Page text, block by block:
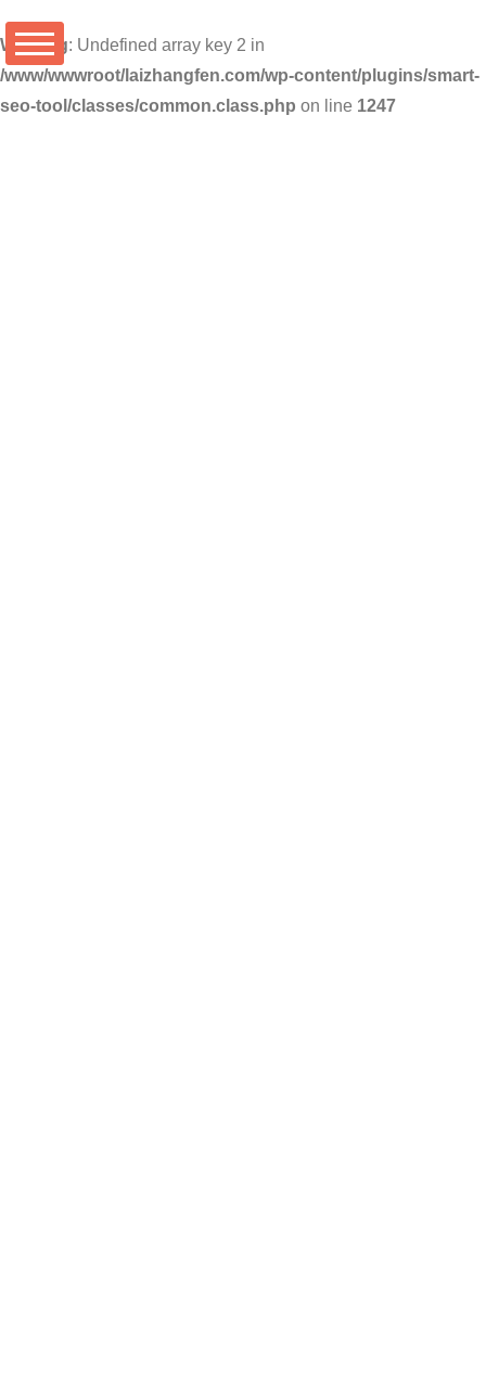
Warning: Undefined array key 2 in
/www/wwwroot/laizhangfen.com/wp-content/plugins/smart-
seo-tool/classes/common.class.php on line 1247